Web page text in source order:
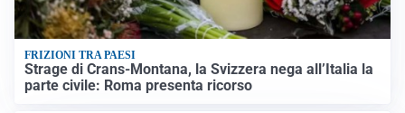
FRIZIONI TRA PAESI
Strage di Crans-Montana, la Svizzera nega all’Italia la
parte civile: Roma presenta ricorso